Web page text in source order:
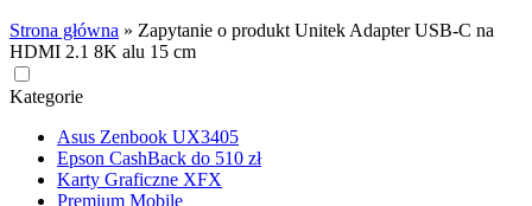
Strona główna » Zapytanie o produkt Unitek Adapter USB-C na
HDMI 2.1 8K alu 15 cm
Kategorie
Asus Zenbook UX3405
Epson CashBack do 510 zł
Karty Graficzne XFX
Premium Mobile